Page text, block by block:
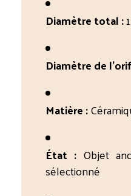
Diamètre total :
Diamètre de
Matière :
État : Objet
sélectionné